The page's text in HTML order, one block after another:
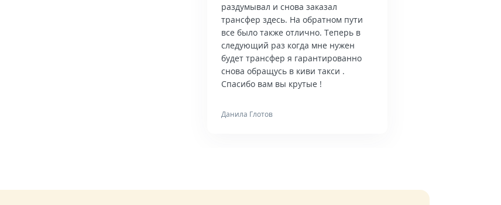
раздумывал и снова заказал
трансфер здесь. На обратном пути
все было также отлично. Теперь в
следующий раз когда мне нужен
будет трансфер я гарантированно
снова обращусь в киви такси .
Спасибо вам вы крутые !
Данила Глотов